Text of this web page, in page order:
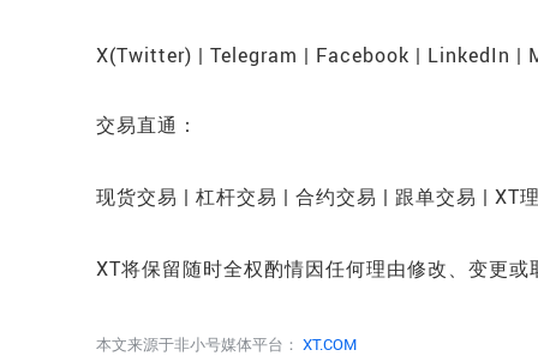
X(Twitter) | Telegram | Facebook | LinkedIn |
交易直通：
现货交易 | 杠杆交易 | 合约交易 | 跟单交易 | XT
XT将保留随时全权酌情因任何理由修改、变更
本文来源于非小号媒体平台： XT.COM